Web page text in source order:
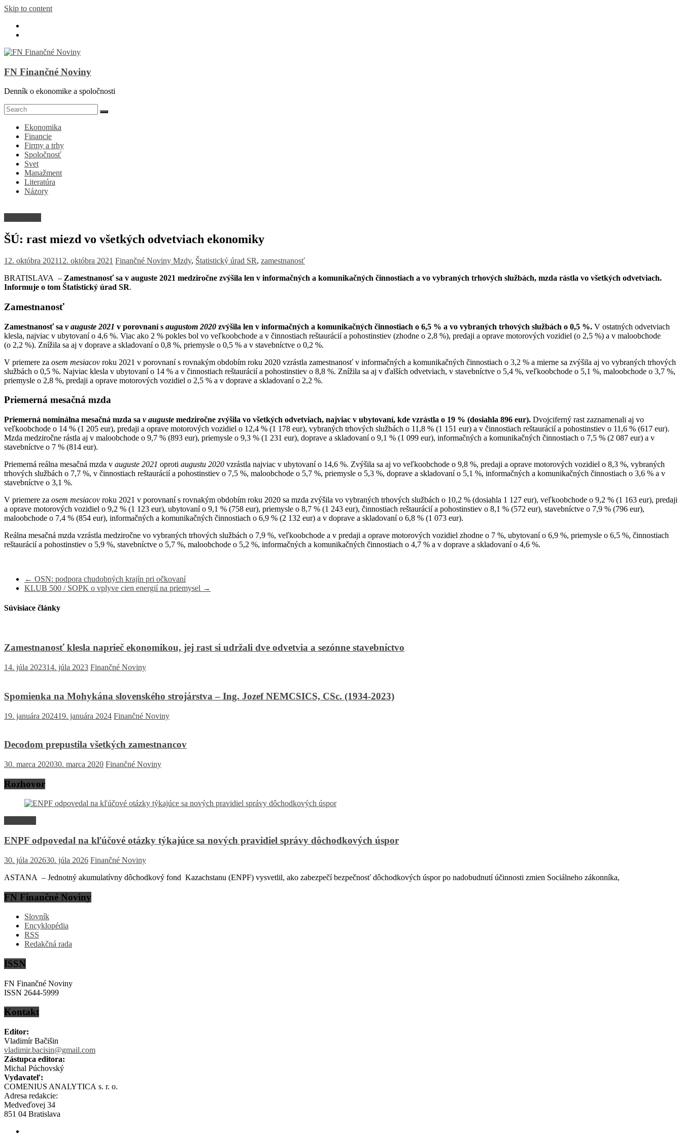
Skip to content
FN Finančné Noviny
Denník o ekonomike a spoločnosti
Ekonomika
Financie
Firmy a trhy
Spoločnosť
Svet
Manažment
Literatúra
Názory
ŠÚ: rast miezd vo všetkých odvetviach ekonomiky
12. októbra 202112. októbra 2021 Finančné Noviny Mzdy, Štatistický úrad SR, zamestnanosť
BRATISLAVA – Zamestnanosť sa v auguste 2021 medziročne zvýšila len v informačných a komunikačných činnostiach a vo vybraných trhových službách, mzda rástla vo všetkých odvetviach.
Informuje o tom Štatistický úrad SR.
Zamestnanosť
Zamestnanosť sa v auguste 2021 v porovnaní s augustom 2020 zvýšila len v informačných a komunikačných činnostiach o 6,5 % a vo vybraných trhových službách o 0,5 %. V ostatných odvetviach
klesla, najviac v ubytovaní o 4,6 %. Viac ako 2 % pokles bol vo veľkoobchode a v činnostiach reštaurácií a pohostinstiev (zhodne o 2,8 %), predaji a oprave motorových vozidiel (o 2,5 %) a v maloobchode
(o 2,2 %). Znížila sa aj v doprave a skladovaní o 0,8 %, priemysle o 0,5 % a v stavebníctve o 0,2 %.
V priemere za osem mesiacov roku 2021 v porovnaní s rovnakým obdobím roku 2020 vzrástla zamestnanosť v informačných a komunikačných činnostiach o 3,2 % a mierne sa zvýšila aj vo vybraných trhových
službách o 0,5 %. Najviac klesla v ubytovaní o 14 % a v činnostiach reštaurácií a pohostinstiev o 8,8 %. Znížila sa aj v ďalších odvetviach, v stavebníctve o 5,4 %, veľkoobchode o 5,1 %, maloobchode o 3,7 %,
priemysle o 2,8 %, predaji a oprave motorových vozidiel o 2,5 % a v doprave a skladovaní o 2,2 %.
Priemerná mesačná mzda
Priemerná nominálna mesačná mzda sa v auguste medziročne zvýšila vo všetkých odvetviach, najviac v ubytovaní, kde vzrástla o 19 % (dosiahla 896 eur). Dvojciferný rast zaznamenali aj vo
veľkoobchode o 14 % (1 205 eur), predaji a op­rave motorových vozidiel o 12,4 % (1 178 eur), vybraných trhových službách o 11,8 % (1 151 eur) a v činnostiach reštaurácií a pohostinstiev o 11,6 % (617 eur).
Mzda medziročne rástla aj v maloobchode o 9,7 % (893 eur), priemysle o 9,3 % (1 231 eur), doprave a skladovaní o 9,1 % (1 099 eur), informačných a komunikačných činnostiach o 7,5 % (2 087 eur) a v
stavebníctve o 7 % (814 eur).
Priemerná reálna mesačná mzda v auguste 2021 oproti augustu 2020 vzrástla najviac v ubytovaní o 14,6 %. Zvýšila sa aj vo veľkoobchode o 9,8 %, predaji a oprave motorových vozidiel o 8,3 %, vybraných
trhových službách o 7,7 %, v činnostiach reštaurácií a pohostinstiev o 7,5 %, maloobchode o 5,7 %, priemysle o 5,3 %, doprave a skladovaní o 5,1 %, informačných a komunikačných činnostiach o 3,6 % a v
stavebníctve o 3,1 %.
V priemere za osem mesiacov roku 2021 v porovnaní s rovnakým obdobím roku 2020 sa mzda zvýšila vo vybraných trhových službách o 10,2 % (dosiahla 1 127 eur), veľkoobchode o 9,2 % (1 163 eur), predaji
a oprave motorových vozidiel o 9,2 % (1 123 eur), ubytovaní o 9,1 % (758 eur), priemysle o 8,7 % (1 243 eur), činnostiach reštaurácií a pohostin­stiev o 8,1 % (572 eur), stavebníctve o 7,9 % (796 eur),
maloobchode o 7,4 % (854 eur), informačných a komunikačných činnostiach o 6,9 % (2 132 eur) a v doprave a skladovaní o 6,8 % (1 073 eur).
Reálna mesačná mzda vzrástla medziročne vo vybraných trhových službách o 7,9 %, veľkoobchode a v predaji a oprave motorových vozidiel zhodne o 7 %, ubytovaní o 6,9 %, priemysle o 6,5 %, činnostiach
reštaurácií a pohostinstiev o 5,9 %, stavebníctve o 5,7 %, maloobchode o 5,2 %, informačných a komunikačných činnostiach o 4,7 % a v doprave a skladovaní o 4,6 %.
← OSN: podpora chudobných krajín pri očkovaní
KLUB 500 / SOPK o vplyve cien energií na priemysel →
Súvisiace články
Zamestnanosť klesla naprieč ekonomikou, jej rast si udržali dve odvetvia a sezónne stavebníctvo
14. júla 202314. júla 2023 Finančné Noviny
Spomienka na Mohykána slovenského strojárstva – Ing. Jozef NEMCSICS, CSc. (1934-2023)
19. januára 202419. januára 2024 Finančné Noviny
Decodom prepustila všetkých zamestnancov
30. marca 202030. marca 2020 Finančné Noviny
Rozhovor
ENPF odpovedal na kľúčové otázky týkajúce sa nových pravidiel správy dôchodkových úspor
30. júla 202630. júla 2026 Finančné Noviny
ASTANA – Jednotný akumulatívny dôchodkový fond Kazachstanu (ENPF) vysvetlil, ako zabezpečí bezpečnosť dôchodkových úspor po nadobudnutí účinnosti zmien Sociálneho zákonníka,
FN Finančné Noviny
Slovník
Encyklopédia
RSS
Redakčná rada
ISSN
FN Finančné Noviny
ISSN 2644-5999
Kontakt
Editor:
Vladimír Bačišin
vladimir.bacisin@gmail.com
Zástupca editora:
Michal Púchovský
Vydavateľ:
COMENIUS ANALYTICA s. r. o.
Adresa redakcie:
Medveďovej 34
851 04 Bratislava